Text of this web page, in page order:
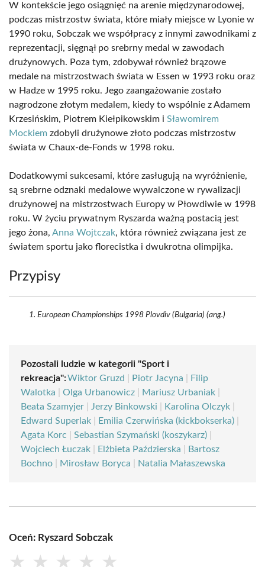
W kontekście jego osiągnięć na arenie międzynarodowej,
podczas mistrzostw świata, które miały miejsce w Lyonie w
1990 roku, Sobczak we współpracy z innymi zawodnikami z
reprezentacji, sięgnął po srebrny medal w zawodach
drużynowych. Poza tym, zdobywał również brązowe
medale na mistrzostwach świata w Essen w 1993 roku oraz
w Hadze w 1995 roku. Jego zaangażowanie zostało
nagrodzone złotym medalem, kiedy to wspólnie z Adamem
Krzesińskim, Piotrem Kiełpikowskim i Sławomirem
Mockiem zdobyli drużynowe złoto podczas mistrzostw
świata w Chaux-de-Fonds w 1998 roku.
Dodatkowymi sukcesami, które zasługują na wyróżnienie,
są srebrne odznaki medalowe wywalczone w rywalizacji
drużynowej na mistrzostwach Europy w Płowdiwie w 1998
roku. W życiu prywatnym Ryszarda ważną postacią jest
jego żona, Anna Wojtczak, która również związana jest ze
światem sportu jako florecistka i dwukrotna olimpijka.
Przypisy
European Championships 1998 Plovdiv (Bulgaria) (ang.)
Pozostali ludzie w kategorii "Sport i
rekreacja":Wiktor Gruzd Piotr Jacyna
Filip
Walotka
Olga Urbanowicz Mariusz Urbaniak
Beata Szamyjer
Jerzy Binkowski Karolina Olczyk
Edward Superlak
Emilia Czerwińska (kickbokserka)
Agata Korc
Sebastian Szymański (koszykarz)
Wojciech Łuczak
Elżbieta Paździerska
Bartosz
Bochno
Mirosław Boryca Natalia Małaszewska
Oceń: Ryszard Sobczak
★ ★ ★ ★ ★